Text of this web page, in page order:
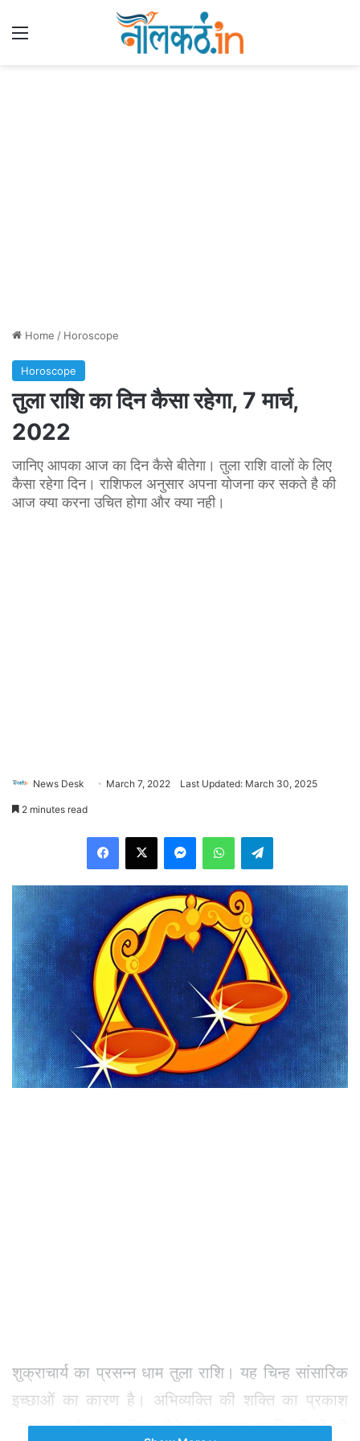
Home / Horoscope
Horoscope
तुला राशि का दिन कैसा रहेगा, 7 मार्च,
2022
जानिए आपका आज का दिन कैसे बीतेगा। तुला राशि वालों के लिए
कैसा रहेगा दिन। राशिफल अनुसार अपना योजना कर सकते है की
आज क्या करना उचित होगा और क्या नही।
News Desk March 7, 2022 Last Updated: March 30, 2025
2 minutes read
शुक्राचार्य का प्रसन्न धाम तुला राशि। यह चिन्ह सांसारिक
इच्छाओं का कारण है। अभिव्यक्ति की शक्ति का प्रकाश
मात्रा कम है। वास्तविक रवैये को समझना मूलनिवासियों की